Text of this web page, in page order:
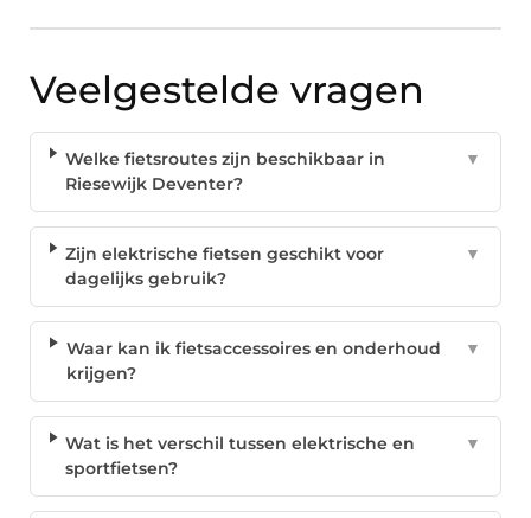
Veelgestelde vragen
Welke fietsroutes zijn beschikbaar in
Riesewijk Deventer?
▼
Zijn elektrische fietsen geschikt voor
dagelijks gebruik?
▼
Waar kan ik fietsaccessoires en onderhoud
krijgen?
▼
Wat is het verschil tussen elektrische en
sportfietsen?
▼